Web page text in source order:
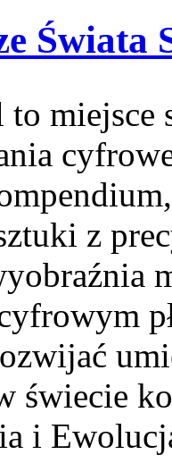
Świata
miejsce
z
świecie
i